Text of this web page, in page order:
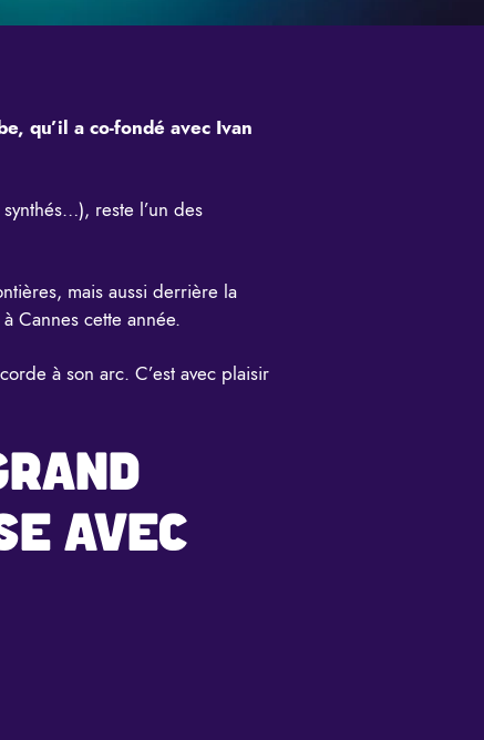
qu’il a co-fondé avec Ivan
reste l’un des
mais aussi derrière la
Cannes cette année.
à son arc. C’est avec plaisir
AVEC